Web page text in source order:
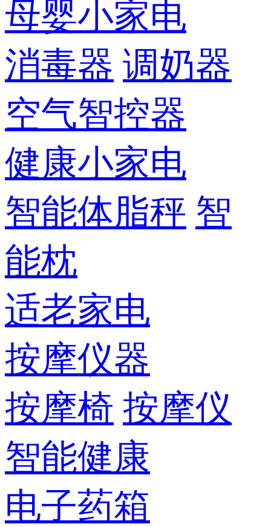
母婴小家电
消毒器 调奶器
空气智控器
健康小家电
智能体脂秤 智
能枕
适老家电
按摩仪器
按摩椅 按摩仪
智能健康
电子药箱